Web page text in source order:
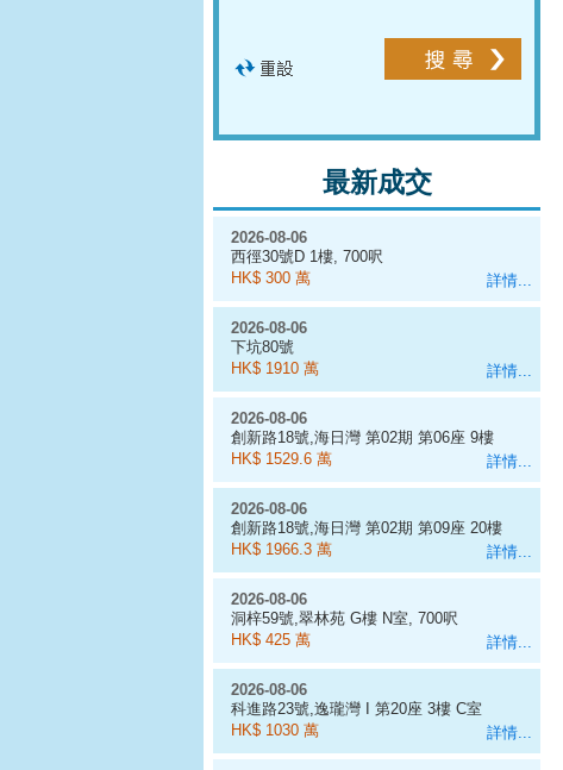
最新成交
詳情...
2026-08-06
西徑30號D 1樓, 700呎
HK$ 300 萬
詳情...
2026-08-06
下坑80號
HK$ 1910 萬
詳情...
2026-08-06
創新路18號,海日灣 第02期 第06座 9樓
D室
HK$ 1529.6 萬
詳情...
2026-08-06
創新路18號,海日灣 第02期 第09座 20樓
J室
HK$ 1966.3 萬
詳情...
2026-08-06
洞梓59號,翠林苑 G樓 N室, 700呎
HK$ 425 萬
詳情...
2026-08-06
科進路23號,逸瓏灣 I 第20座 3樓 C室
HK$ 1030 萬